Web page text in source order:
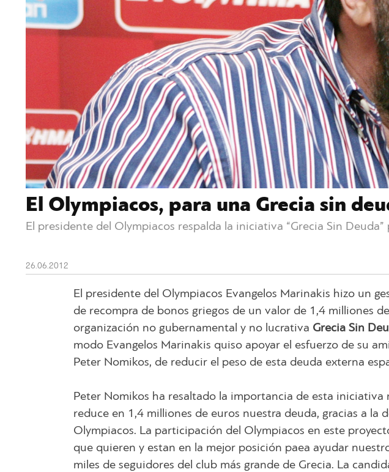
El Olympiacos, para una Grecia sin
El presidente del Olympiacos respalda la iniciativa “Grecia Sin
26.06.2012
El presidente del Olympiacos Evangelos Marinakis hizo un
de recompra de bonos griegos de un valor de 1,4 milliones
organización no gubernamental y no lucrativa Grecia Sin
modo Evangelos Marinakis quiso apoyar el esfuerzo de su
Peter Nomikos, de reducir el peso de esta deuda externa
Peter Nomikos ha resaltado la importancia de esta
reduce en 1,4 milliones de euros nuestra deuda, gracias a la
Olympiacos. La participación del Olympiacos en este
que quieren y estan en la mejor posición paea ayudar
miles de seguidores del club más grande de Grecia. La